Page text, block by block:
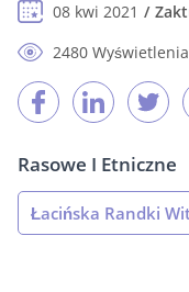
08 kwi 2021
2480 Wyświetlenia
Rasowe I Etniczne
Łacińska Randki